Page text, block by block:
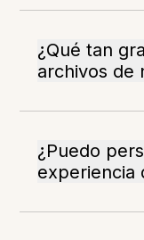
¿Qué tan
archivos de
¿Puedo
experiencia